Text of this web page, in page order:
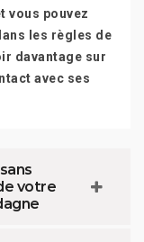
vous pouvez
les règles de
davantage sur
avec ses
votre